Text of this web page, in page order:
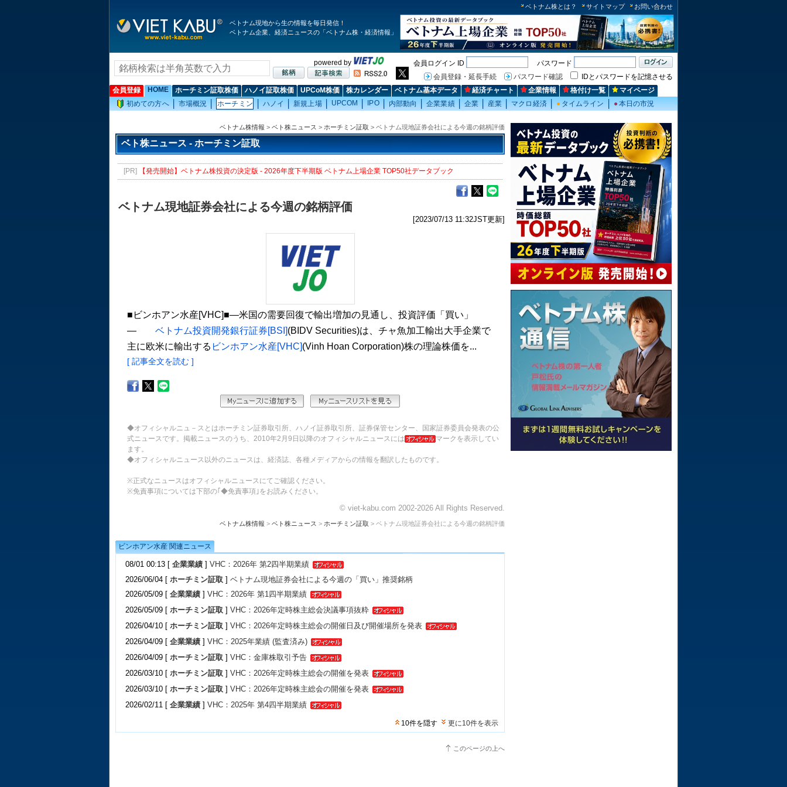
ベトナム株とは？ サイトマップ お問い合わせ
ベトナム現地から生の情報を毎日発信！
ベトナム企業、経済ニュースの「ベトナム株・経済情報」
powered by 会員ログイン ID
パスワード
会員登録・延長手続
パスワード確認
IDとパスワードを記憶させる
会員登録
HOME ホーチミン証取株価 ハノイ証取株価 UPCoM株価 株カレンダー ベトナム基本データ 経済チャート 企業情報 格付け一覧
マイページ
初めての方へ
市場概況 ホーチミン ハノイ 新規上場 UPCOM IPO 内部動向 企業業績 企業 産業 マクロ経済 ● タイムライン ●本日の市況
ベトナム株情報 > ベト株ニュース > ホーチミン証取 > ベトナム現地証券会社による今週の銘柄評価
ベト株ニュース - ホーチミン証取
[PR] 【発売開始】ベトナム株投資の決定版 - 2026年度下半期版 ベトナム上場企業 TOP50社データブック
ベトナム現地証券会社による今週の銘柄評価
[2023/07/13 11:32JST更新]
■ビンホアン水産[VHC]■―米国の需要回復で輸出増加の見通し、投資評価「買い」
― ベトナム投資開発銀行証券[BSI](BIDV Securities)は、チャ魚加工輸出大手企業で
主に欧米に輸出する ビンホアン水産[VHC](Vinh Hoan Corporation)株の理論株価を...
[ 記事全文を読む ]
◆オフィシャルニュ－スとはホーチミン証券取引所、ハノイ証券取引所、証券保管センター、国家証券委員会発表の公
式ニュースです。掲載ニュースのうち、2010年2月9日以降のオフィシャルニュースには
マークを表示してい
ます。
◆オフィシャルニュース以外のニュースは、経済誌、各種メディアからの情報を翻訳したものです。
※正式なニュースはオフィシャルニュースにてご確認ください。
※免責事項については下部の｢◆免責事項｣をお読みください。
© viet-kabu.com 2002-2026 All Rights Reserved.
ベトナム株情報 > ベト株ニュース > ホーチミン証取 > ベトナム現地証券会社による今週の銘柄評価
ビンホアン水産 関連ニュース
08/01 00:13 [ 企業業績 ] VHC：2026年 第2四半期業績
2026/06/04 [ ホーチミン証取 ] ベトナム現地証券会社による今週の「買い」推奨銘柄
2026/05/09 [ 企業業績 ] VHC：2026年 第1四半期業績
2026/05/09 [ ホーチミン証取 ] VHC：2026年定時株主総会決議事項抜粋
2026/04/10 [ ホーチミン証取 ] VHC：2026年定時株主総会の開催日及び開催場所を発表
2026/04/09 [ 企業業績 ] VHC：2025年業績 (監査済み)
2026/04/09 [ ホーチミン証取 ] VHC：金庫株取引予告
2026/03/10 [ ホーチミン証取 ] VHC：2026年定時株主総会の開催を発表
2026/03/10 [ ホーチミン証取 ] VHC：2026年定時株主総会の開催を発表
2026/02/11 [ 企業業績 ] VHC：2025年 第4四半期業績
10件を隠す 更に10件を表示
このページの上へ